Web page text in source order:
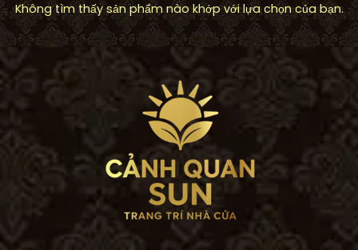
Không tìm thấy sản phẩm nào khớp với lựa chọn của bạn.